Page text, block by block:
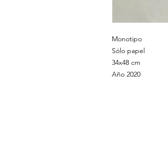
Monotipo
Sólo papel
34x48 cm
Año 2020